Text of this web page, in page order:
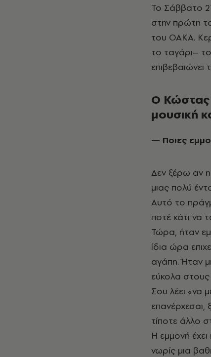
Το Σάββατο
στην πρώτη
του ΟΑΚΑ.
το ταγάρι–
Ο Κώστας
μουσική
— Ποιες
Δεν ξέρω αν η
μιας πολύ
Αυτό το
ποτέ κάτι να
Τώρα, ήταν
ίδια ώρα
αγάπη. Ήταν
εύκολα
Σου λέει «να
επανέρχεσαι,
τίποτε άλλο
Η εμμονή
νωρίς μια